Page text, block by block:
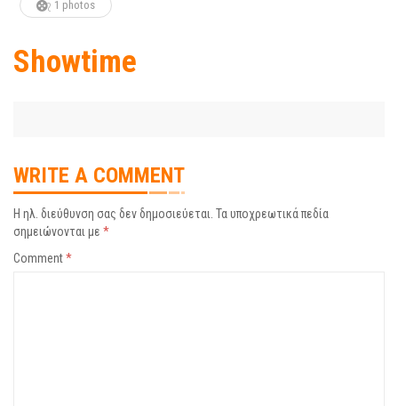
1 photos
Showtime
WRITE A COMMENT
Η ηλ. διεύθυνση σας δεν δημοσιεύεται. Τα υποχρεωτικά πεδία
σημειώνονται με *
Comment*